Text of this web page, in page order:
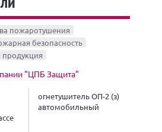
пожаротушения
безопасность
"ЦПБ Защита"
огнетушитель ОП-2 (з)
автомобильный